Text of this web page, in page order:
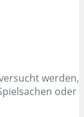
werden,
oder